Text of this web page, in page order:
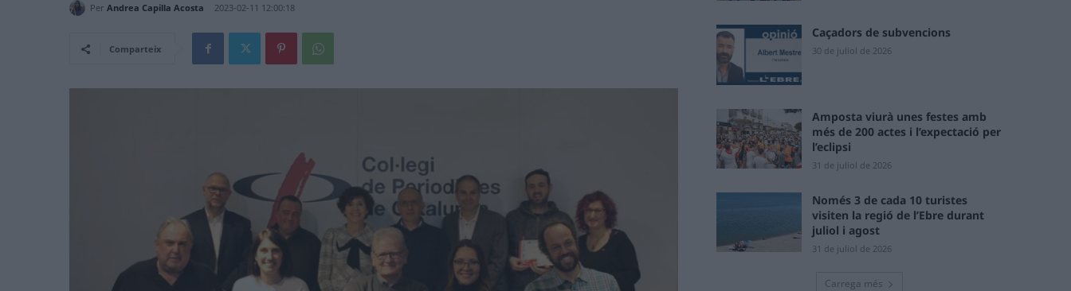
Per Andrea Capilla Acosta 2023-02-11 12:00:18
Comparteix
Caçadors de subvencions
30 de juliol de 2026
Amposta viurà unes festes amb
més de 200 actes i l’expectació per
l’eclipsi
31 de juliol de 2026
Només 3 de cada 10 turistes
visiten la regió de l’Ebre durant
juliol i agost
31 de juliol de 2026
Carrega més